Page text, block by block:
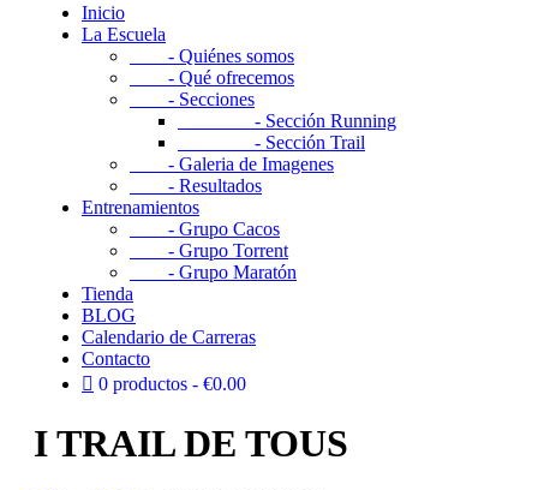
Inicio
La Escuela
- Quiénes somos
- Qué ofrecemos
- Secciones
- Sección Running
- Sección Trail
- Galeria de Imagenes
- Resultados
Entrenamientos
- Grupo Cacos
- Grupo Torrent
- Grupo Maratón
Tienda
BLOG
Calendario de Carreras
Contacto
0 productos
€0.00
I TRAIL DE TOUS